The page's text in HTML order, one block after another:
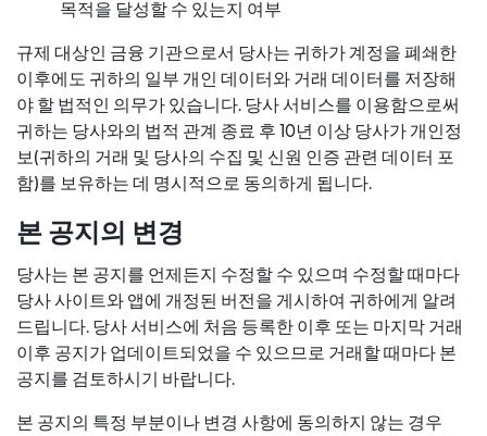
목적을 달성할 수 있는지 여부
규제 대상인 금융 기관으로서 당사는 귀하가 계정을 폐쇄한
이후에도 귀하의 일부 개인 데이터와 거래 데이터를 저장해
야 할 법적인 의무가 있습니다. 당사 서비스를 이용함으로써
귀하는 당사와의 법적 관계 종료 후 10년 이상 당사가 개인정
보(귀하의 거래 및 당사의 수집 및 신원 인증 관련 데이터 포
함)를 보유하는 데 명시적으로 동의하게 됩니다.
본 공지의 변경
당사는 본 공지를 언제든지 수정할 수 있으며 수정할 때마다
당사 사이트와 앱에 개정된 버전을 게시하여 귀하에게 알려
드립니다. 당사 서비스에 처음 등록한 이후 또는 마지막 거래
이후 공지가 업데이트되었을 수 있으므로 거래할 때마다 본
공지를 검토하시기 바랍니다.
본 공지의 특정 부분이나 변경 사항에 동의하지 않는 경우